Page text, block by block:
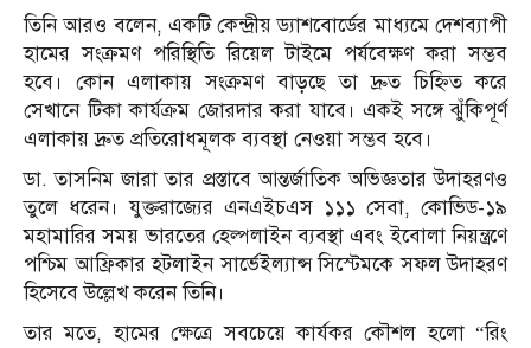
তিনি আরও বলেন, একটি কেন্দ্রীয় ড্যাশবোর্ডের মাধ্যমে দেশব্যাপী
হামের সংক্রমণ পরিস্থিতি রিয়েল টাইমে পর্যবেক্ষণ করা সম্ভব
হবে। কোন এলাকায় সংক্রমণ বাড়ছে তা দ্রুত চিহ্নিত করে
সেখানে টিকা কার্যক্রম জোরদার করা যাবে। একই সঙ্গে ঝুঁকিপূর্ণ
এলাকায় দ্রুত প্রতিরোধমূলক ব্যবস্থা নেওয়া সম্ভব হবে।
ডা. তাসনিম জারা তার প্রস্তাবে আন্তর্জাতিক অভিজ্ঞতার উদাহরণও
তুলে ধরেন। যুক্তরাজ্যের এনএইচএস ১১১ সেবা, কোভিড-১৯
মহামারির সময় ভারতের হেল্পলাইন ব্যবস্থা এবং ইবোলা নিয়ন্ত্রণে
পশ্চিম আফ্রিকার হটলাইন সার্ভেইল্যান্স সিস্টেমকে সফল উদাহরণ
হিসেবে উল্লেখ করেন তিনি।
তার মতে, হামের ক্ষেত্রে সবচেয়ে কার্যকর কৌশল হলো “রিং